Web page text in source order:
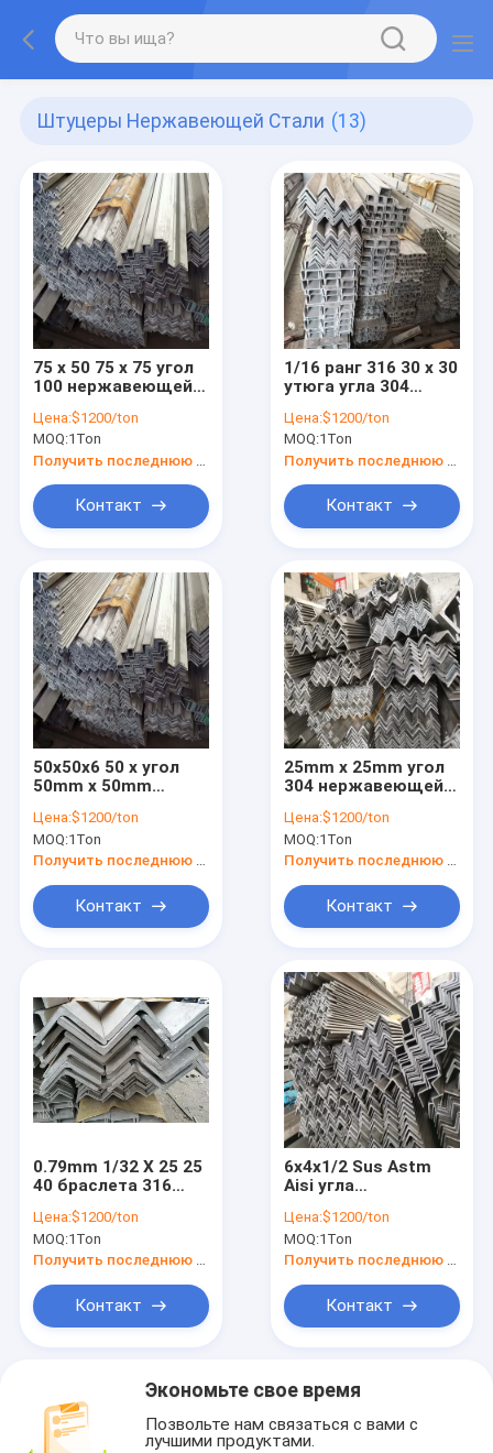
Штуцеры Нержавеющей Стали (13)
75 x 50 75 x 75 угол
100 нержавеющей
100 100 x 50 20 x 20
горячекатаные
Цена:$1200/ton
MOQ:1Ton
Контакт
1/16 ранг 316 30 x 30
утюга угла 304
стали 6x6x3/8 с 0.3-
10mm
Цена:$1200/ton
MOQ:1Ton
Контакт
50x50x6 50 x угол
50mm x 50mm
стали 50 x 3 75mm
Astm 316l 304l 201
430
Цена:$1200/ton
MOQ:1Ton
Контакт
25mm x 25mm угол
304 нержавеющей
неравный 316 30mm
35mm
Цена:$1200/ton
MOQ:1Ton
Контакт
0.79mm 1/32 X 25 25
40 браслета 316
стали
прямоугольных x 40
60mm 200mm
Цена:$1200/ton
MOQ:1Ton
Получить последнюю цену
Контакт
6x4x1/2 Sus Astm
Aisi угла
стали 1x1x1/8 70 x
70mm 15mm 12mm
10mm толщиной
Цена:$1200/ton
MOQ:1Ton
Получить последнюю цену
Контакт
Экономьте свое время
Позвольте нам связаться с вами с
лучшими продуктами.